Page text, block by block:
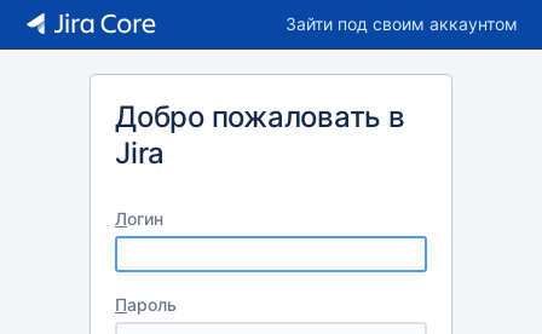
Зайти под своим аккаунтом
Добро пожаловать в
Jira
Логин
Пароль